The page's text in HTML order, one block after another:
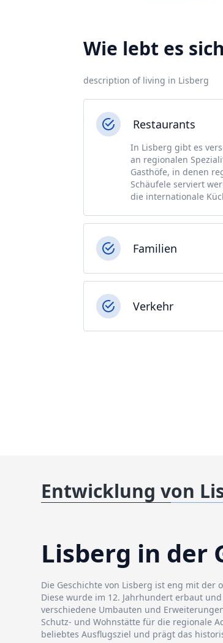
Wie lebt es
description of living in Lisberg
Restaurants
In Lisberg gibt es
an regionalen
Gasthöfe, in denen
Schäufele serviert
die internationale
Familien
Verkehr
Entwicklung von
Lisberg in der
Die Geschichte von Lisberg ist eng mit der
Diese wurde im 12. Jahrhundert erbaut
verschiedene Umbauten und
Schutz- und Wohnstätte für die regionale
beliebtes Ausflugsziel und prägt das